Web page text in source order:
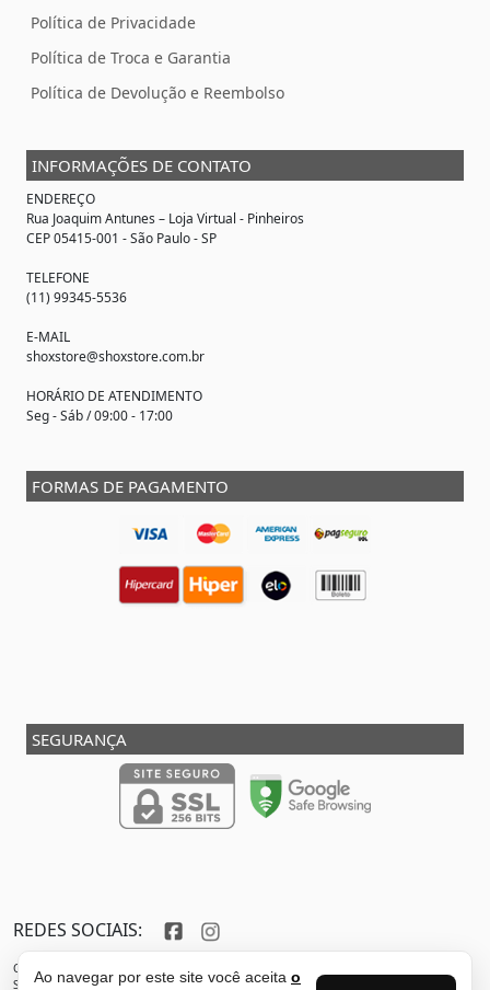
Política de Privacidade
Política de Troca e Garantia
Política de Devolução e Reembolso
INFORMAÇÕES DE CONTATO
ENDEREÇO
Rua Joaquim Antunes – Loja Virtual - Pinheiros
CEP 05415-001 - São Paulo - SP
TELEFONE
(11) 99345-5536
E-MAIL
shoxstore@shoxstore.com.br
HORÁRIO DE ATENDIMENTO
Seg - Sáb / 09:00 - 17:00
FORMAS DE PAGAMENTO
SEGURANÇA
REDES SOCIAIS:
Copyright © 2013 - 2026 - SHOX STORE DO BRASIL - Marca pertencente à VFR SPORTS E
SERVICOS ADMINISTRATIVOS LTDA CNPJ: 32.346.663/0001-59 - Localizada do endereço:
Ao navegar por este site você aceita o